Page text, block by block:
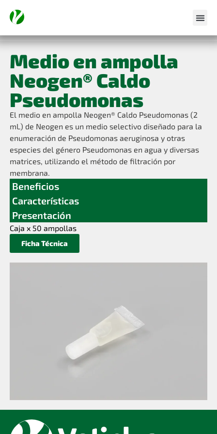
Medio en ampolla
Neogen® Caldo
Pseudomonas
El medio en ampolla Neogen® Caldo Pseudomonas (2
mL) de Neogen es un medio selectivo diseñado para la
enumeración de Pseudomonas aeruginosa y otras
especies del género Pseudomonas en agua y diversas
matrices, utilizando el método de filtración por
membrana.
Beneficios
Características
Presentación
Caja x 50 ampollas
Ficha Técnica